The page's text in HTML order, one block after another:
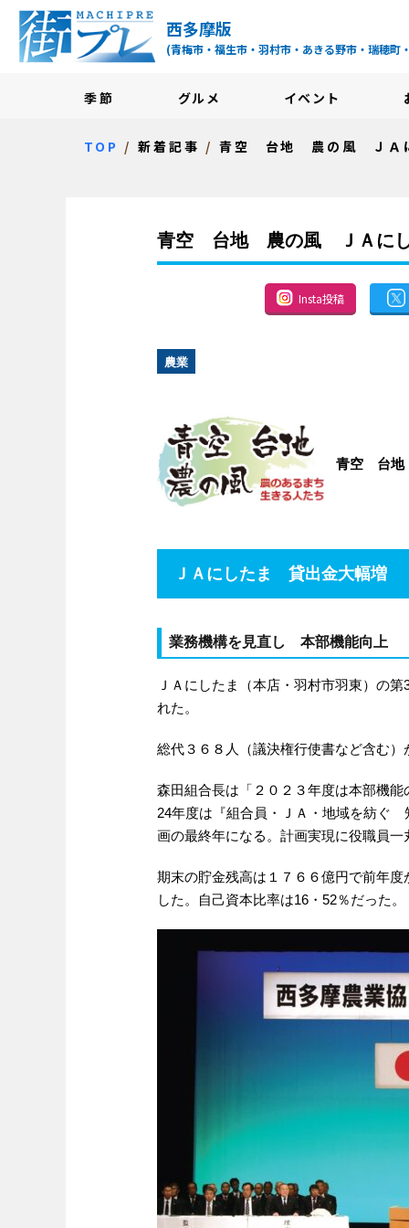
街プレ -東京・西多
西多摩版
(青梅市・福生市・羽村市・あきる野市・瑞穂町
季節 グルメ イベント
TOP 新着記事 青空 台地 農の風 ＪＡ
青空 台地 農の風 ＪＡに
Insta投稿
農業
青空 台地
ＪＡにしたま 貸出金大幅増
業務機構を見直し 本部機能向上
ＪＡにしたま（本店・羽村市羽東）の
れた。
総代３６８人（議決権行使書など含む
森田組合長は「２０２３年度は本部機
24年度は『組合員・ＪＡ・地域を紡ぐ
画の最終年になる。計画実現に役職員
期末の貯金残高は１７６６億円で前年
した。自己資本比率は16・52％だった。